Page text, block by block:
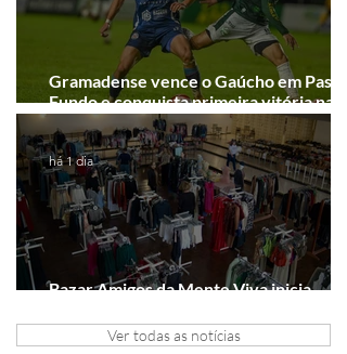
Gramadense vence o Gaúcho em Passo
Fundo e conquista primeira vitória na
Série A2
Bazar Amigos da Mente Viva inicia
há 1 dia
Ver todas as notícias